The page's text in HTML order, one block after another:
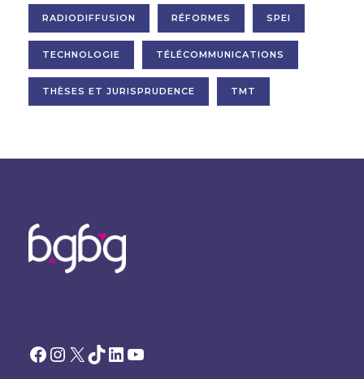
RADIODIFFUSION RÉFORMES SPEI
TECHNOLOGIE TÉLÉCOMMUNICATIONS
THÈSES ET JURISPRUDENCE TMT
Facebook Instagram X TikTok LinkedIn YouTube